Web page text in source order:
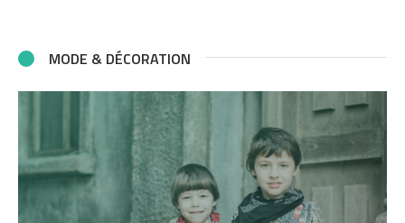
MODE & DÉCORATION